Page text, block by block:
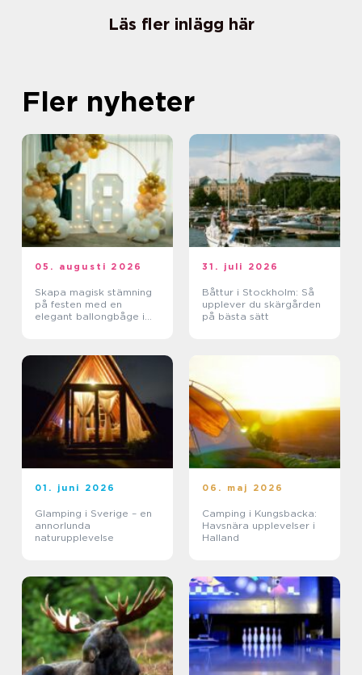
Läs fler inlägg här
Fler nyheter
05. augusti 2026
Skapa magisk stämning
på festen med en
elegant ballongbåge i
31. juli 2026
Båttur i Stockholm: Så
upplever du skärgården
på bästa sätt
01. juni 2026
Glamping i Sverige – en
annorlunda
naturupplevelse
06. maj 2026
Camping i Kungsbacka:
Havsnära upplevelser i
Halland